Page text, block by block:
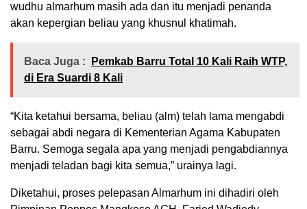
wudhu almarhum masih ada dan itu menjadi penanda
akan kepergian beliau yang khusnul khatimah.
Baca Juga :
Pemkab Barru Total 10 Kali Raih WTP,
di Era Suardi 8 Kali
“Kita ketahui bersama, beliau (alm) telah lama mengabdi
sebagai abdi negara di Kementerian Agama Kabupaten
Barru. Semoga segala apa yang menjadi pengabdiannya
menjadi teladan bagi kita semua,” urainya lagi.
Diketahui, proses pelepasan Almarhum ini dihadiri oleh